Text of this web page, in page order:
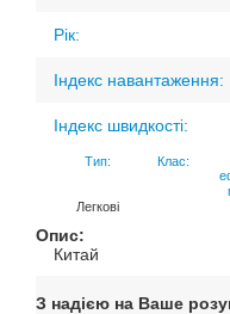
Рік:
Індекс навантаження:
Індекс швидкості:
Тип:
Легкові
Клас:
Опис:
Китай
З надією на Ваше